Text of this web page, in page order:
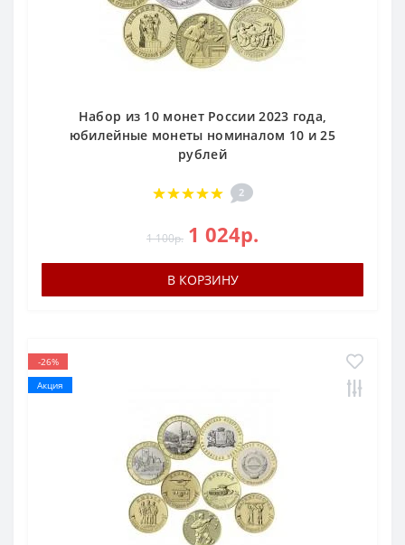
Набор из 10 монет России 2023 года,
юбилейные монеты номиналом 10 и 25
рублей
2
1 100р. 1 024р.
В КОРЗИНУ
-26%
Акция